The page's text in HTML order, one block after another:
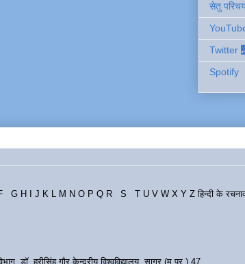
सेतु
Twitter
Spotify
G H I J K L M N O P Q R S T U V W X Y Z हिन्दी के
डॉ. हरीसिंह गौर केन्द्रीय विश्वविद्यालय, सागर (म.प्र.) 47...